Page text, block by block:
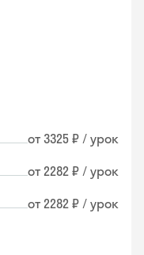
от 3325 ₽ / урок
от 2282 ₽ / урок
от 2282 ₽ / урок